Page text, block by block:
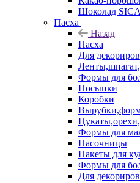
Шоколад
Пасха
Назад
Пасха
Для
Формы для
Посыпки
Коробки
Формы для
Пасочницы
Пакеты для
Формы для
Для